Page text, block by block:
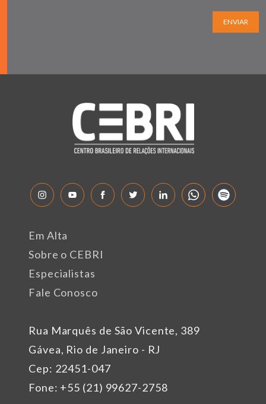
ENVIAR
Rua Marquês de São Vicente, 389
Gávea, Rio de Janeiro - RJ
Cep: 22451-047
Fone: +55 (21) 99627-2758
Em Alta
Sobre o CEBRI
Especialistas
Fale Conosco